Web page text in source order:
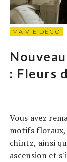
MA VIE DÉCO
: Fleurs
Vous avez
motifs floraux,
chintz, ainsi
ascension et